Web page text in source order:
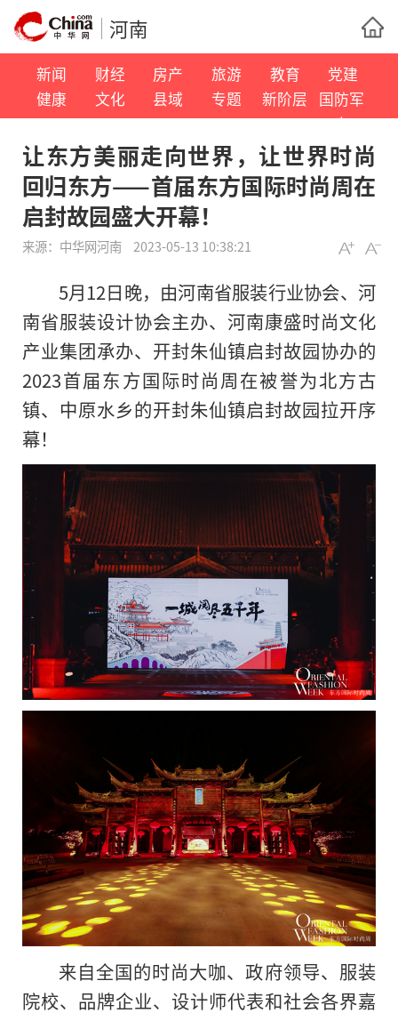
河南
新闻 财经 房产 旅游 教育
党建
健康
文化 县域 专题 新阶层
国防军
事
让东方美丽走向世界，让世界时尚
回归东方——首届东方国际时尚周在
启封故园盛大开幕！
来源： 中华网河南 2023-05-13 10:38:21
5月12日晚，由河南省服装行业协会、河
南省服装设计协会主办、河南康盛时尚文化
产业集团承办、开封朱仙镇启封故园协办的
2023首届东方国际时尚周在被誉为北方古
镇、中原水乡的开封朱仙镇启封故园拉开序
幕！
来自全国的时尚大咖、政府领导、服装
院校、品牌企业、设计师代表和社会各界嘉